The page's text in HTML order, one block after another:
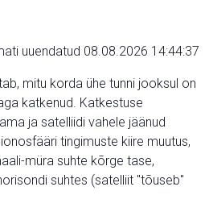
uuendatud 08.08.2026 14:44:37
mitu korda ühe tunni jooksul on
katkenud. Katkestuse
ja satelliidi vahele jäänud
tingimuste kiire muutus,
müra suhte kõrge tase,
suhtes (satelliit "tõuseb"